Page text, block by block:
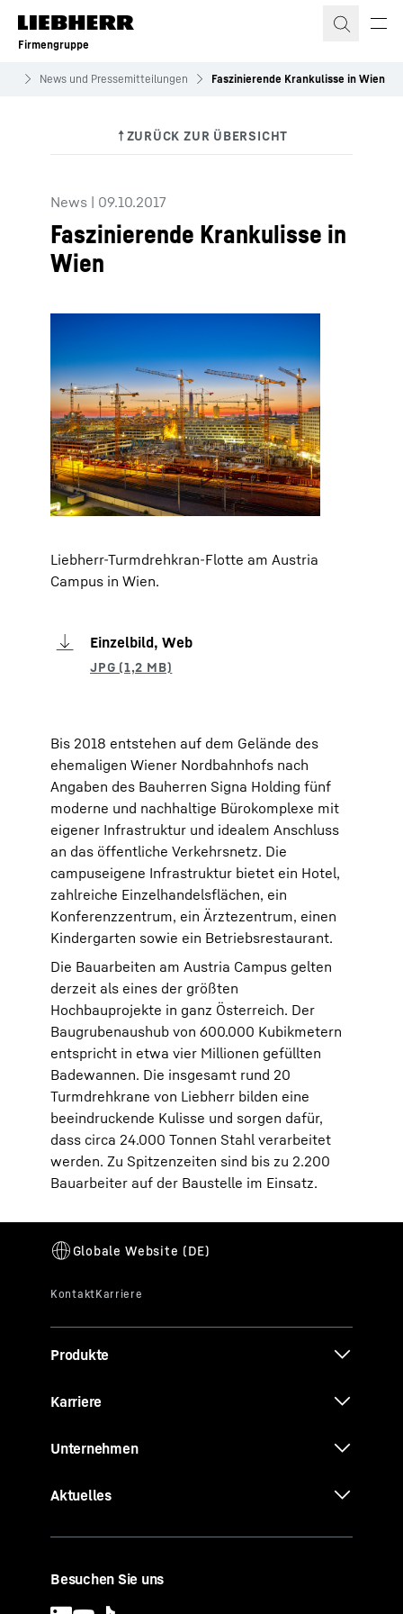
Zum Inhalt springen
Firmengruppe
News und Pressemitteilungen Faszinierende Krankulisse in Wien
News | 09.10.2017
Faszinierende Krankulisse in
Wien
Liebherr-Turmdrehkran-Flotte am Austria
Campus in Wien.
Einzelbild, Web
Bis 2018 entstehen auf dem Gelände des
ehemaligen Wiener Nordbahnhofs nach
Angaben des Bauherren Signa Holding fünf
moderne und nachhaltige Bürokomplexe mit
eigener Infrastruktur und idealem Anschluss
an das öffentliche Verkehrsnetz. Die
campuseigene Infrastruktur bietet ein Hotel,
zahlreiche Einzelhandelsflächen, ein
Konferenzzentrum, ein Ärztezentrum, einen
Kindergarten sowie ein Betriebsrestaurant.
Die Bauarbeiten am Austria Campus gelten
derzeit als eines der größten
Hochbauprojekte in ganz Österreich. Der
Baugrubenaushub von 600.000 Kubikmetern
entspricht in etwa vier Millionen gefüllten
Badewannen. Die insgesamt rund 20
Turmdrehkrane von Liebherr bilden eine
beeindruckende Kulisse und sorgen dafür,
dass circa 24.000 Tonnen Stahl verarbeitet
werden. Zu Spitzenzeiten sind bis zu 2.200
Bauarbeiter auf der Baustelle im Einsatz.
Produkte
Karriere
Unternehmen
Aktuelles
Besuchen Sie uns